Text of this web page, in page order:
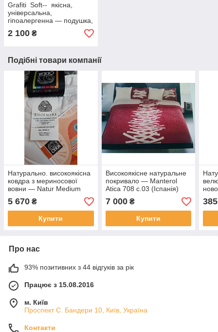
Grafiti Soft-- якісна,
універсальна,
гіпоалергенна — подушка,
червона — Odeja Grafiti
(Словіння)
2 100 ₴
Подібні товари компанії
Натурально. високоякісна
ковдра з мериносової
вовни — Natur Medium
новонароджених
5 670 ₴
Купити
Високоякісне натуральне
покривало — Manterol
Atica 708 c.03 (Іспанія)
7 000₴
Купити
385
Про нас
93% позитивних з 44 відгуків за рік
Працює з 15.08.2016
м. Київ
Проспект С. Бандери 10, Київ, Україна
Контакти